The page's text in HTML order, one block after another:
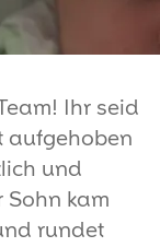
Ihr seid
aufgehoben
und
Sohn kam
rundet